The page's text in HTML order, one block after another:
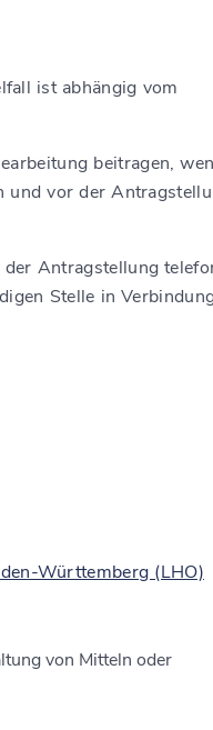
ist abhängig vom
beitragen,
und vor der
Antragstellung
Stelle in
Württemberg (LHO)
von Mitteln oder